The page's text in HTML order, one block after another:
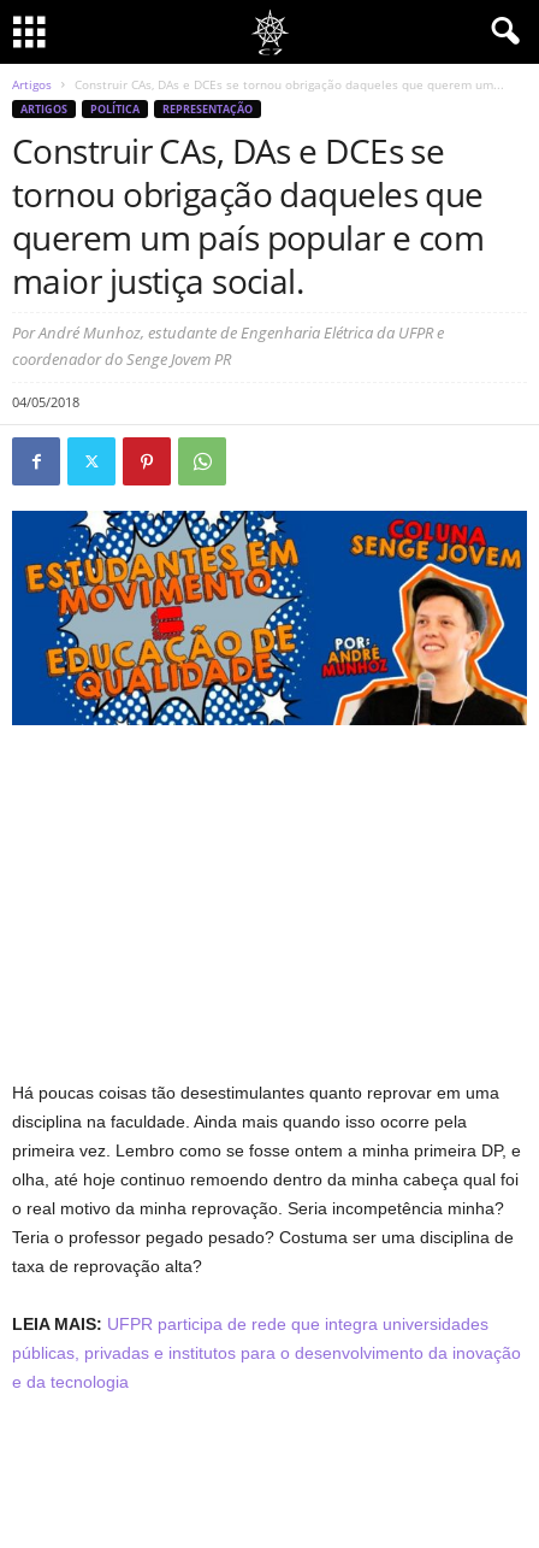
Artigos Construir CAs, DAs e DCEs se tornou obrigação daqueles que querem um...
ARTIGOS POLÍTICA REPRESENTAÇÃO
Construir CAs, DAs e DCEs se
tornou obrigação daqueles que
querem um país popular e com
maior justiça social.
Por André Munhoz, estudante de Engenharia Elétrica da UFPR e
coordenador do Senge Jovem PR
04/05/2018
Há poucas coisas tão desestimulantes quanto reprovar em uma
disciplina na faculdade. Ainda mais quando isso ocorre pela
primeira vez. Lembro como se fosse ontem a minha primeira DP, e
olha, até hoje continuo remoendo dentro da minha cabeça qual foi
o real motivo da minha reprovação. Seria incompetência minha?
Teria o professor pegado pesado? Costuma ser uma disciplina de
taxa de reprovação alta?
LEIA MAIS: UFPR participa de rede que integra universidades
públicas, privadas e institutos para o desenvolvimento da inovação
e da tecnologia